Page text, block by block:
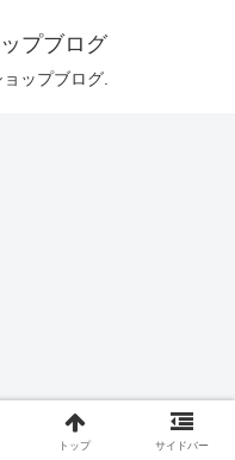
フトシンプルチュールの
ー」と、ソフトブロードの
ー」を組み合わせていま
気に入りのカラー
プブログ
ップブログ.
トップ サイドバー